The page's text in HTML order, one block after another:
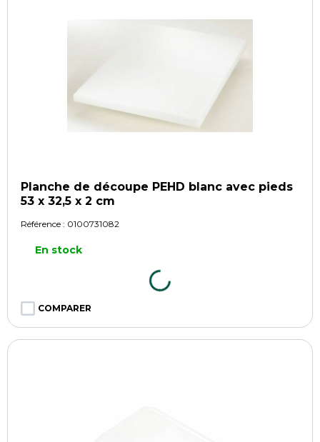
Planche de découpe PEHD blanc avec pieds
53 x 32,5 x 2 cm
Référence : 0100731082
En stock
COMPARER